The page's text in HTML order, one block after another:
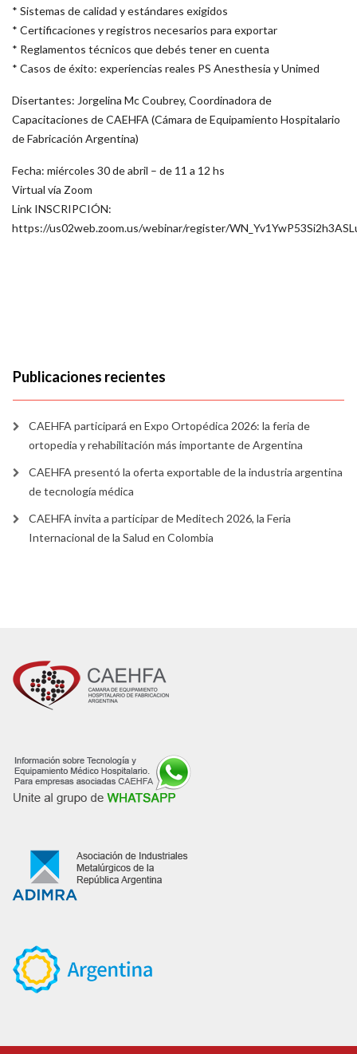
* Sistemas de calidad y estándares exigidos
* Certificaciones y registros necesarios para exportar
* Reglamentos técnicos que debés tener en cuenta
* Casos de éxito: experiencias reales PS Anesthesia y Unimed
Disertantes: Jorgelina Mc Coubrey, Coordinadora de
Capacitaciones de CAEHFA (Cámara de Equipamiento Hospitalario
de Fabricación Argentina)
Fecha: miércoles 30 de abril – de 11 a 12 hs
Virtual vía Zoom
Link INSCRIPCIÓN:
https://us02web.zoom.us/webinar/register/
Publicaciones recientes
CAEHFA participará en Expo Ortopédica 2026: la feria de
ortopedia y rehabilitación más importante de Argentina
CAEHFA presentó la oferta exportable de la industria argentina
de tecnología médica
CAEHFA invita a participar de Meditech 2026, la Feria
Internacional de la Salud en Colombia